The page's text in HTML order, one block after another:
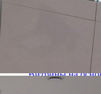
Витрины на